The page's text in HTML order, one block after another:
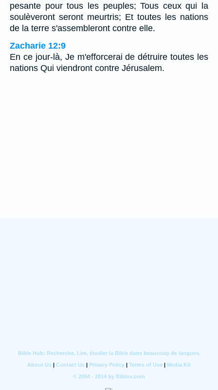
pesante pour tous les peuples; Tous ceux qui la
soulèveront seront meurtris; Et toutes les nations
de la terre s'assembleront contre elle.
Zacharie 12:9
En ce jour-là, Je m'efforcerai de détruire toutes les
nations Qui viendront contre Jérusalem.